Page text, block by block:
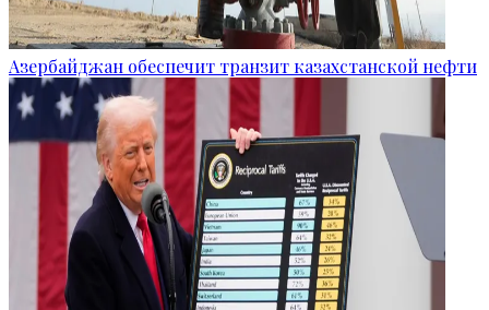
Азербайджан обеспечит транзит казахстанской нефти